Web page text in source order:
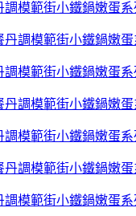
模範街小鐵鍋嫩蛋
模範街小鐵鍋嫩蛋
模範街小鐵鍋嫩蛋
模範街小鐵鍋嫩蛋